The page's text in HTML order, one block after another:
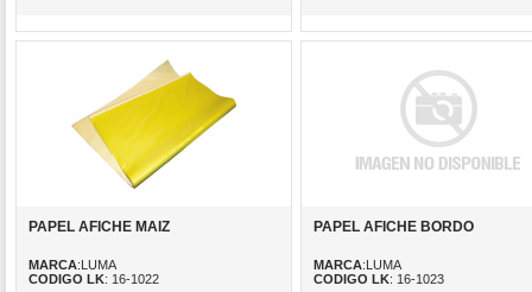
PAPEL AFICHE MAIZ
MARCA:LUMA
CODIGO LK: 16-1022
PAPEL AFICHE BORDO
MARCA:LUMA
CODIGO LK: 16-1023